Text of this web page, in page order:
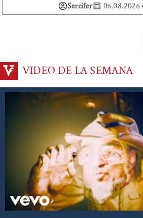
Sercifer 06.08.2026
VIDEO DE LA SEMANA